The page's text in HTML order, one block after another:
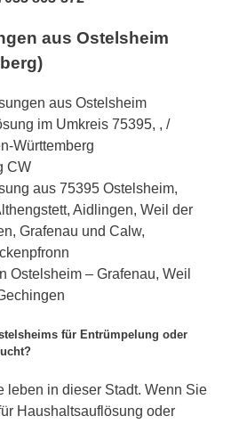
aus Ostelsheim
aus Ostelsheim
im Umkreis 75395, , /
Württemberg
CW
aus 75395 Ostelsheim,
Aidlingen, Weil der
Grafenau und Calw,
Ostelsheim – Grafenau, Weil
für Entrümpelung oder
leben in dieser Stadt. Wenn Sie
Haushaltsauflösung oder